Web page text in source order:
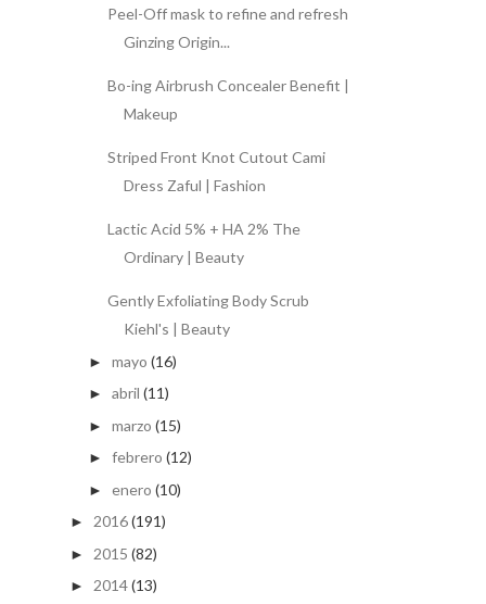
Peel-Off mask to refine and refresh
Ginzing Origin...
Bo-ing Airbrush Concealer Benefit |
Makeup
Striped Front Knot Cutout Cami
Dress Zaful | Fashion
Lactic Acid 5% + HA 2% The
Ordinary | Beauty
Gently Exfoliating Body Scrub
Kiehl's | Beauty
► mayo (16)
► abril (11)
► marzo (15)
► febrero (12)
► enero (10)
► 2016(191)
► 2015 (82)
► 2014(13)